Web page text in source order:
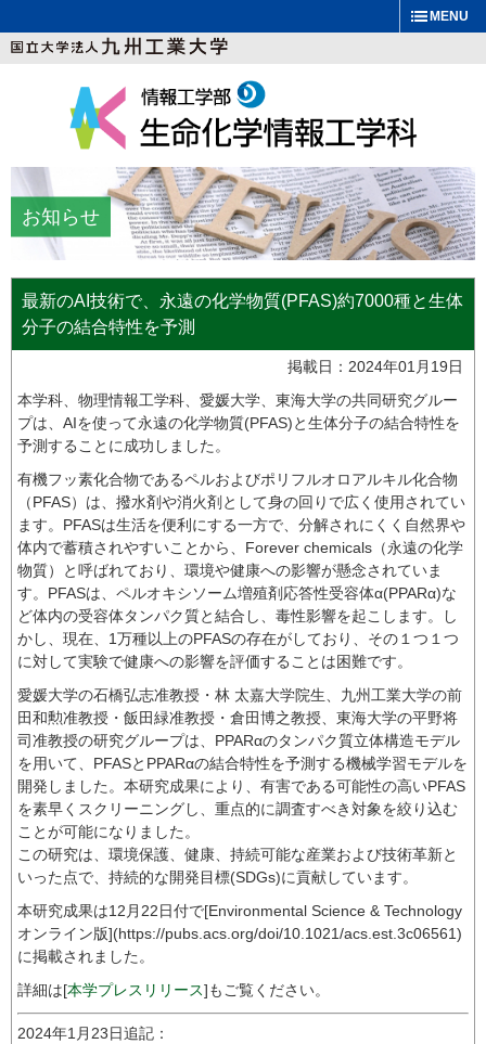
MENU
お知らせ
最新のAI技術で、永遠の化学物質(PFAS)約7000種と生体
分子の結合特性を予測
掲載日：2024年01月19日
本学科、物理情報工学科、愛媛大学、東海大学の共同研究グルー
プは、AIを使って永遠の化学物質(PFAS)と生体分子の結合特性を
予測することに成功しました。
有機フッ素化合物であるペルおよびポリフルオロアルキル化合物
（PFAS）は、撥水剤や消火剤として身の回りで広く使用されてい
ます。PFASは生活を便利にする一方で、分解されにくく自然界や
体内で蓄積されやすいことから、Forever chemicals（永遠の化学
物質）と呼ばれており、環境や健康への影響が懸念されていま
す。PFASは、ペルオキシソーム増殖剤応答性受容体α(PPARα)な
ど体内の受容体タンパク質と結合し、毒性影響を起こします。し
かし、現在、1万種以上のPFASの存在がしており、その１つ１つ
に対して実験で健康への影響を評価することは困難です。
愛媛大学の石橋弘志准教授・林 太嘉大学院生、九州工業大学の前
田和勲准教授・飯田緑准教授・倉田博之教授、東海大学の平野将
司准教授の研究グループは、PPARαのタンパク質立体構造モデル
を用いて、PFASとPPARαの結合特性を予測する機械学習モデルを
開発しました。本研究成果により、有害である可能性の高いPFAS
を素早くスクリーニングし、重点的に調査すべき対象を絞り込む
ことが可能になりました。
この研究は、環境保護、健康、持続可能な産業および技術革新と
いった点で、持続的な開発目標(SDGs)に貢献しています。
本研究成果は12月22日付で[Environmental Science & Technology
オンライン版](https://pubs.acs.org/doi/10.1021/acs.est.3c06561)
に掲載されました。
詳細は[本学プレスリリース]もご覧ください。
2024年1月23日追記：